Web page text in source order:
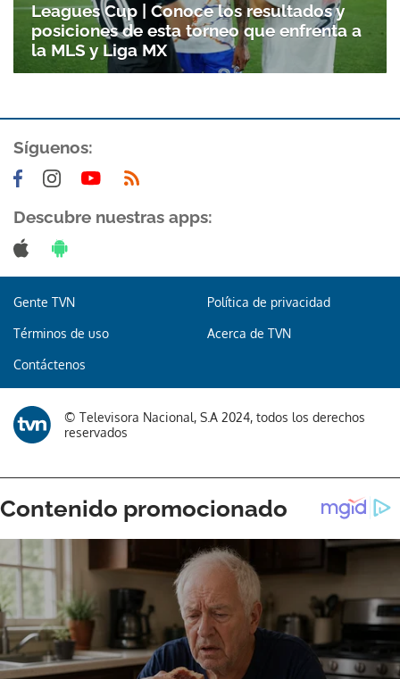
Gracias por suscribirte a nuestro boletín.
ACEPTAR
Leagues Cup | Conoce los resultados y
posiciones de esta torneo que enfrenta a
la MLS y Liga MX
Síguenos:
Descubre nuestras apps:
Gente TVN Política de privacidad
Términos de uso Acerca de TVN
Contáctenos
© Televisora Nacional, S.A 2024, todos los derechos
reservados